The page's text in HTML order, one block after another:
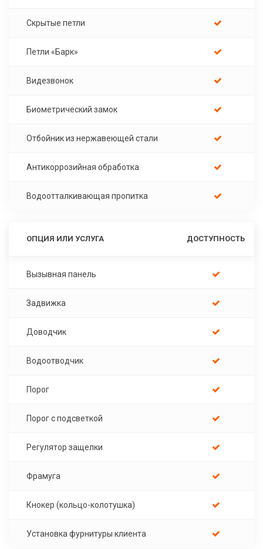
Скрытые петли
Петли «Барк»
Видезвонок
Биометрический замок
Отбойник из нержавеющей стали
Антикоррозийная обработка
Водоотталкивающая пропитка
ОПЦИЯ ИЛИ УСЛУГА ДОСТУПНОСТЬ
Вызывная панель
Задвижка
Доводчик
Водоотводчик
Порог
Порог с подсветкой
Регулятор защелки
Фрамуга
Кнокер (кольцо-колотушка)
Установка фурнитуры клиента